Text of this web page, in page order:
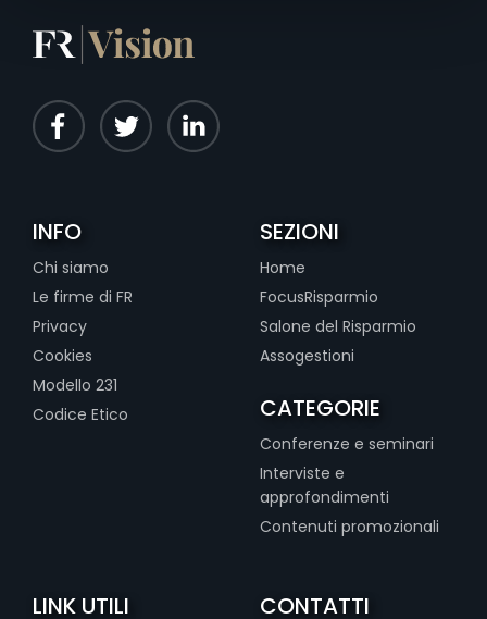
INFO
Chi siamo
Le firme di FR
Privacy
Cookies
Modello 231
Codice Etico
SEZIONI
Home
FocusRisparmio
Salone del Risparmio
Assogestioni
CATEGORIE
Conferenze e seminari
Interviste e
approfondimenti
Contenuti promozionali
LINK UTILI CONTATTI